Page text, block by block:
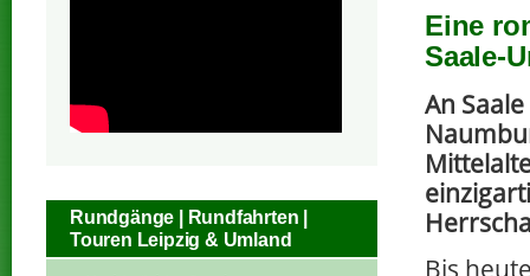
Eine
Saale-
An
Bis
Rundgänge | Rundfahrten |
Touren Leipzig & Umland